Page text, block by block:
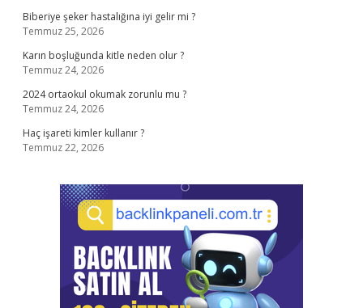
Biberiye şeker hastalığına iyi gelir mi ?
Temmuz 25, 2026
Karın boşluğunda kitle neden olur ?
Temmuz 24, 2026
2024 ortaokul okumak zorunlu mu ?
Temmuz 24, 2026
Haç işareti kimler kullanır ?
Temmuz 22, 2026